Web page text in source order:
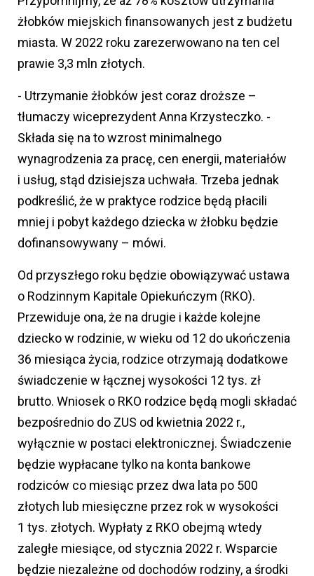
żłobków miejskich finansowanych jest z budżetu
miasta. W 2022 roku zarezerwowano na ten cel
prawie 3,3 mln złotych.
- Utrzymanie żłobków jest coraz droższe –
tłumaczy wiceprezydent Anna Krzysteczko. -
Składa się na to wzrost minimalnego
wynagrodzenia za pracę, cen energii, materiałów
i usług, stąd dzisiejsza uchwała. Trzeba jednak
podkreślić, że w praktyce rodzice będą płacili
mniej i pobyt każdego dziecka w żłobku będzie
dofinansowywany – mówi.
Od przyszłego roku będzie obowiązywać ustawa
o Rodzinnym Kapitale Opiekuńczym (RKO).
Przewiduje ona, że na drugie i każde kolejne
dziecko w rodzinie, w wieku od 12 do ukończenia
36 miesiąca życia, rodzice otrzymają dodatkowe
świadczenie w łącznej wysokości 12 tys. zł
brutto. Wniosek o RKO rodzice będą mogli składać
bezpośrednio do ZUS od kwietnia 2022 r.,
wyłącznie w postaci elektronicznej. Świadczenie
będzie wypłacane tylko na konta bankowe
rodziców co miesiąc przez dwa lata po 500
złotych lub miesięczne przez rok w wysokości
1 tys. złotych. Wypłaty z RKO obejmą wtedy
zaległe miesiące, od stycznia 2022 r. Wsparcie
będzie niezależne od dochodów rodziny, a środki